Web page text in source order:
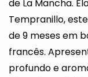
de La Mancha.
Tempranillo,
de 9 meses em
francês.
profundo e